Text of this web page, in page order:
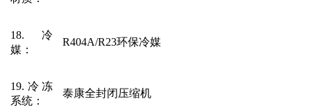
18.冷
媒 ：
R404A/R23环保冷媒
19.冷冻
系统 ：
泰康全封闭压缩机